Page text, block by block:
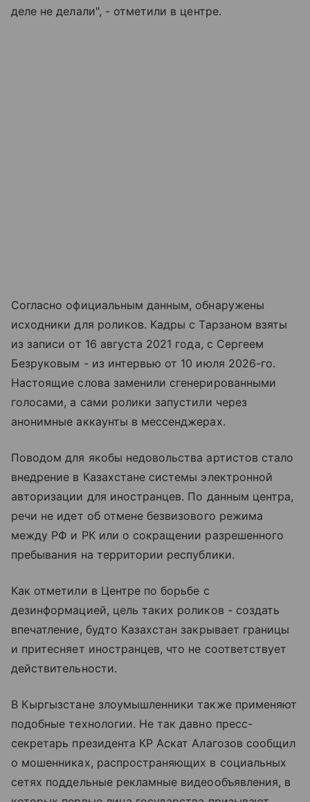
деле не делали", - отметили в центре.
Согласно официальным данным, обнаружены
исходники для роликов. Кадры с Тарзаном взяты
из записи от 16 августа 2021 года, с Сергеем
Безруковым - из интервью от 10 июля 2026-го.
Настоящие слова заменили сгенерированными
голосами, а сами ролики запустили через
анонимные аккаунты в мессенджерах.
Поводом для якобы недовольства артистов стало
внедрение в Казахстане системы электронной
авторизации для иностранцев. По данным центра,
речи не идет об отмене безвизового режима
между РФ и РК или о сокращении разрешенного
пребывания на территории республики.
Как отметили в Центре по борьбе с
дезинформацией, цель таких роликов - создать
впечатление, будто Казахстан закрывает границы
и притесняет иностранцев, что не соответствует
действительности.
В Кыргызстане злоумышленники также применяют
подобные технологии. Не так давно пресс-
секретарь президента КР Аскат Алагозов сообщил
о мошенниках, распространяющих в социальных
сетях поддельные рекламные видеообъявления, в